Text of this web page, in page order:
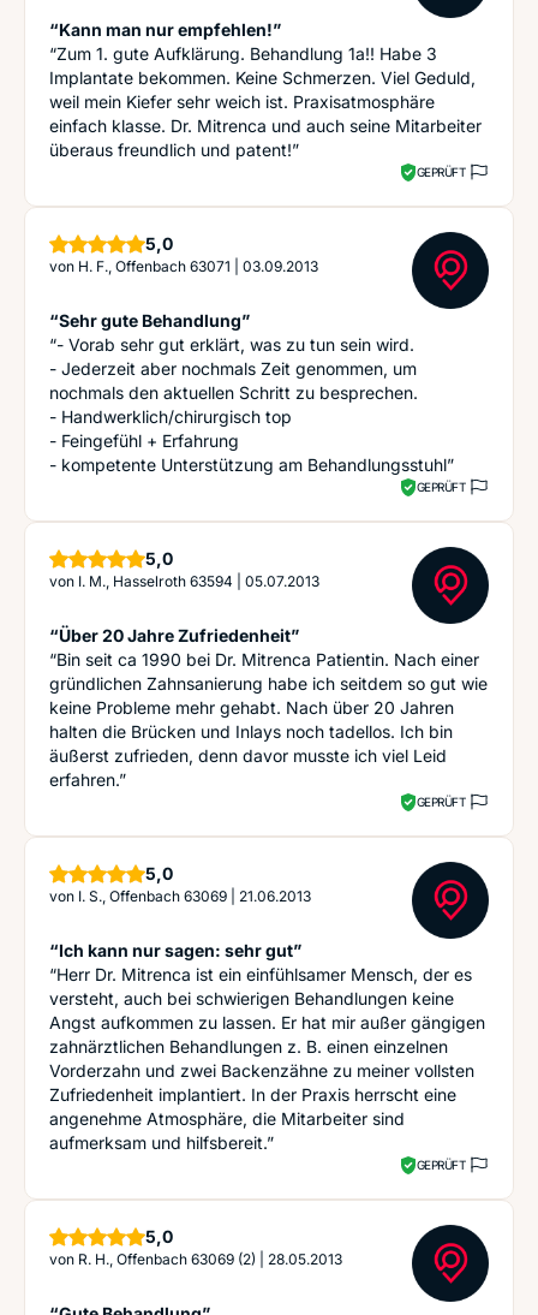
“Kann man nur empfehlen!”
“Zum 1. gute Aufklärung. Behandlung 1a!! Habe 3
Implantate bekommen. Keine Schmerzen. Viel Geduld,
weil mein Kiefer sehr weich ist. Praxisatmosphäre
einfach klasse. Dr. Mitrenca und auch seine Mitarbeiter
überaus freundlich und patent!”
GEPRÜFT
5,0Sterne
von H. F., Offenbach 63071 03.09.2013
“Sehr gute Behandlung”
“- Vorab sehr gut erklärt, was zu tun sein wird.
- Jederzeit aber nochmals Zeit genommen, um
nochmals den aktuellen Schritt zu besprechen.
- Handwerklich/chirurgisch top
- Feingefühl + Erfahrung
- kompetente Unterstützung am Behandlungsstuhl”
GEPRÜFT
5,0Sterne
von I. M., Hasselroth 63594 05.07.2013
“Über 20 Jahre Zufriedenheit”
“Bin seit ca 1990 bei Dr. Mitrenca Patientin. Nach einer
gründlichen Zahnsanierung habe ich seitdem so gut wie
keine Probleme mehr gehabt. Nach über 20 Jahren
halten die Brücken und Inlays noch tadellos. Ich bin
äußerst zufrieden, denn davor musste ich viel Leid
erfahren.”
GEPRÜFT
5,0Sterne
von I. S., Offenbach 63069 21.06.2013
“Ich kann nur sagen: sehr gut”
“Herr Dr. Mitrenca ist ein einfühlsamer Mensch, der es
versteht, auch bei schwierigen Behandlungen keine
Angst aufkommen zu lassen. Er hat mir außer gängigen
zahnärztlichen Behandlungen z. B. einen einzelnen
Vorderzahn und zwei Backenzähne zu meiner vollsten
Zufriedenheit implantiert. In der Praxis herrscht eine
angenehme Atmosphäre, die Mitarbeiter sind
aufmerksam und hilfsbereit.”
GEPRÜFT
5,0Sterne
von R. H., Offenbach 63069 (2) 28.05.2013